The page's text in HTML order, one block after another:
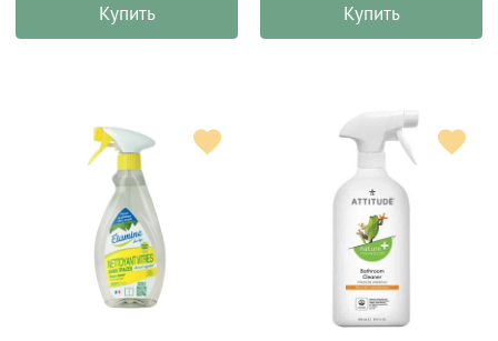
Купить Купить